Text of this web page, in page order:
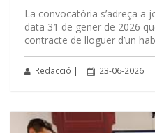
La convocatòria s’adreça a
data 31 de gener de 2026
contracte de lloguer d’un
Redacció | 23-06-2026